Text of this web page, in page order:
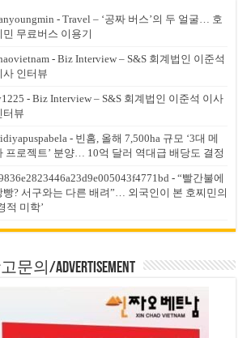
- Travel – ‘공짜 버스’의 두 얼굴… 호
민 무료버스 이용기
- Biz Interview – S&S 회계법인 이준석
사 인터뷰
- Biz Interview – S&S 회계법인 이준석 이사
터뷰
- 빈홈, 올해 7,500ha 규모 ‘3대 메
프로젝트’ 분양… 10억 달러 역대급 배당도 결정
- “빨간불에
빵? 서구와는 다른 배려”… 외국인이 본 호찌민의
적 미학’
문의/Advertisement